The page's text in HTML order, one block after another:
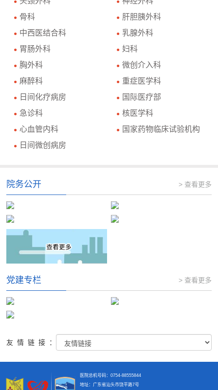
● ●
● 骨科 ● 肝胆胰外科
● 中西医结合科 ● 乳腺外科
● 胃肠外科 ● 妇科
● 胸外科 ● 微创介入科
● 麻醉科 ● 重症医学科
● 日间化疗病房 ● 国际医疗部
● 急诊科 ● 核医学科
● 心血管内科 ● 国家药物临床试验机构
● 日间微创病房
院务公开 > 查看更多
党建专栏 > 查看更多
友情链接：
医院总机号码：0754-88555844
地址：广东省汕头市饶平路7号